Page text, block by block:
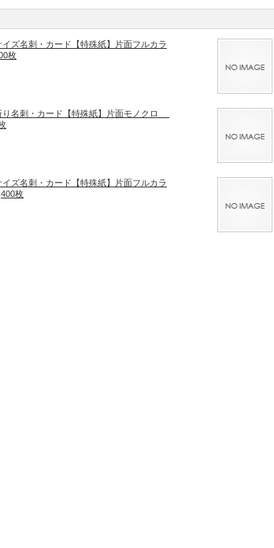
イズ名刺・カード【特殊紙】片面フルカラ
枚
り名刺・カード【特殊紙】片面モノクロ
イズ名刺・カード【特殊紙】片面フルカラ
枚